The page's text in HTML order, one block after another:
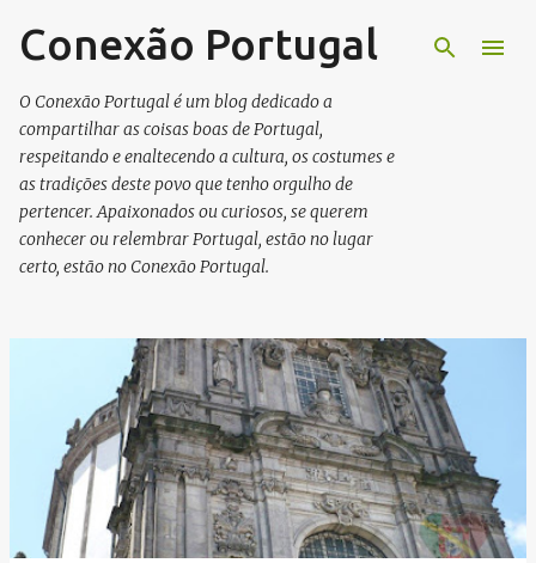
Pular para o conteúdo principal
Conexão Portugal
O Conexão Portugal é um blog dedicado a
compartilhar as coisas boas de Portugal,
respeitando e enaltecendo a cultura, os costumes e
as tradições deste povo que tenho orgulho de
pertencer. Apaixonados ou curiosos, se querem
conhecer ou relembrar Portugal, estão no lugar
certo, estão no Conexão Portugal.
g